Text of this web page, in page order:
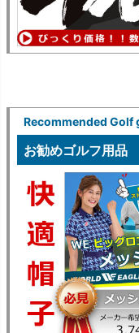
Recommended Golf
お勧めゴルフ用品